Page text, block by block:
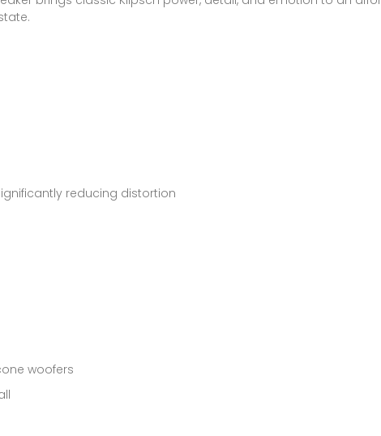
reducing distortion
woofers